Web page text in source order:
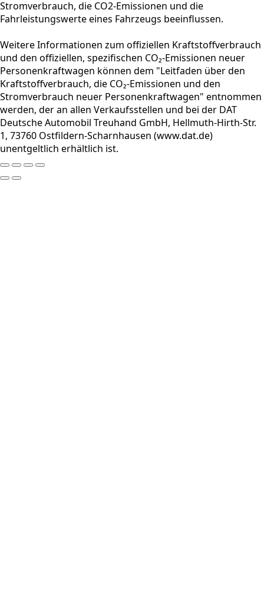
Stromverbrauch, die CO2-Emissionen und die
Fahrleistungswerte eines Fahrzeugs beeinflussen.
Weitere Informationen zum offiziellen Kraftstoffverbrauch
und den offiziellen, spezifischen CO₂-Emissionen neuer
Personenkraftwagen können dem "Leitfaden über den
Kraftstoffverbrauch, die CO₂-Emissionen und den
Stromverbrauch neuer Personenkraftwagen" entnommen
werden, der an allen Verkaufsstellen und bei der DAT
Deutsche Automobil Treuhand GmbH, Hellmuth-Hirth-Str.
1, 73760 Ostfildern-Scharnhausen (www.dat.de)
unentgeltlich erhältlich ist.